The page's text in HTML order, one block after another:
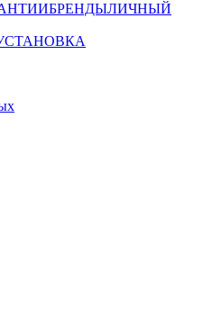
БРЕНДЫЛИЧНЫЙ